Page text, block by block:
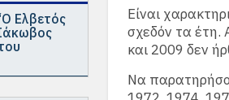
Ελβετός
Είναι
σχεδόν τα έτη.
και 2009 δεν
Να